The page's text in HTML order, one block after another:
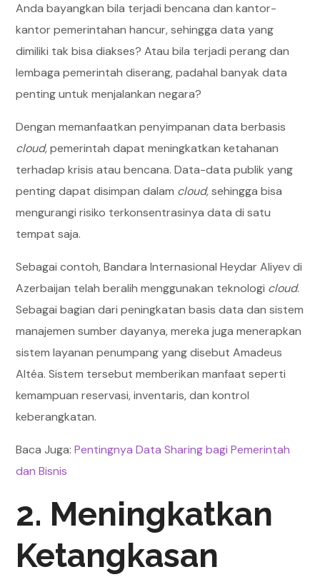
Anda bayangkan bila terjadi bencana dan kantor-
kantor pemerintahan hancur, sehingga data yang
dimiliki tak bisa diakses? Atau bila terjadi perang dan
lembaga pemerintah diserang, padahal banyak data
penting untuk menjalankan negara?
Dengan memanfaatkan penyimpanan data berbasis
cloud,pemerintah dapat meningkatkan ketahanan
terhadap krisis atau bencana. Data-data publik yang
penting dapat disimpan dalam cloud,sehingga bisa
mengurangi risiko terkonsentrasinya data di satu
tempat saja.
Sebagai contoh, Bandara Internasional Heydar Aliyev di
Azerbaijan telah beralih menggunakan teknologi cloud.
Sebagai bagian dari peningkatan basis data dan sistem
manajemen sumber dayanya, mereka juga menerapkan
sistem layanan penumpang yang disebut Amadeus
Altéa. Sistem tersebut memberikan manfaat seperti
kemampuan reservasi, inventaris, dan kontrol
keberangkatan.
Baca Juga:Pentingnya Data Sharing bagi Pemerintah
dan Bisnis
2. Meningkatkan
Ketangkasan